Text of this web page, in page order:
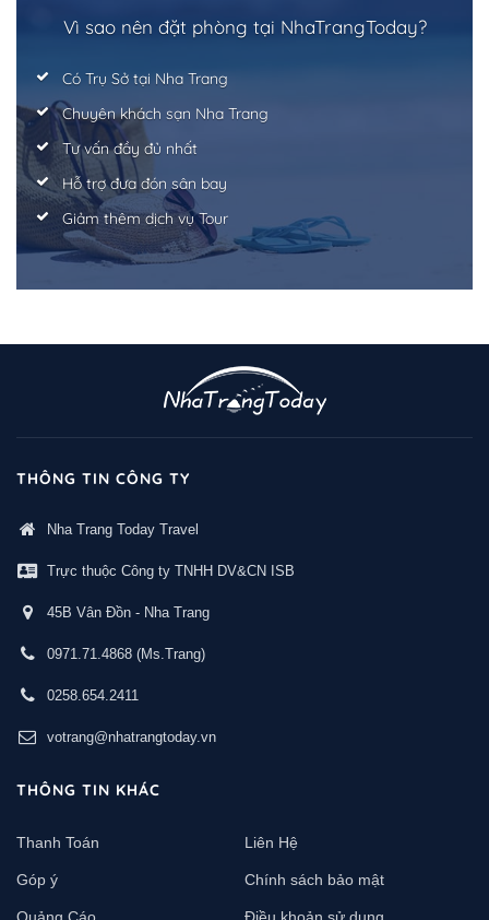
Vì sao nên đặt phòng tại NhaTrangToday?
Có Trụ Sở tại Nha Trang
Chuyên khách sạn Nha Trang
Tư vấn đầy đủ nhất
Hỗ trợ đưa đón sân bay
Giảm thêm dịch vụ Tour
THÔNG TIN CÔNG TY
Nha Trang Today Travel
Trực thuộc Công ty TNHH DV&CN ISB
45B Vân Đồn - Nha Trang
0971.71.4868 (Ms.Trang)
0258.654.2411
votrang@nhatrangtoday.vn
THÔNG TIN KHÁC
Thanh Toán Liên Hệ
Góp ý Chính sách bảo mật
Quảng Cáo Điều khoản sử dụng